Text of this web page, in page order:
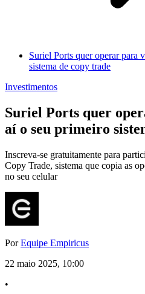
Suriel Ports quer operar para
sistema de copy trade
Investimentos
Suriel Ports quer
aí o seu primeiro
Inscreva-se gratuitamente para
Copy Trade, sistema que copia as
no seu celular
PorEquipe Empiricus
22 maio 2025, 10:00
•